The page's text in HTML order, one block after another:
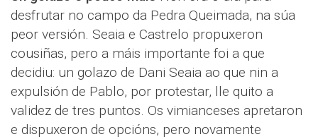
desfrutar no campo da Pedra Queimada, na súa
peor versión. Seaia e Castrelo propuxeron
cousiñas, pero a máis importante foi a que
decidiu: un golazo de Dani Seaia ao que nin a
expulsión de Pablo, por protestar, lle quito a
validez de tres puntos. Os vimianceses apretaron
e dispuxeron de opcións, pero novamente